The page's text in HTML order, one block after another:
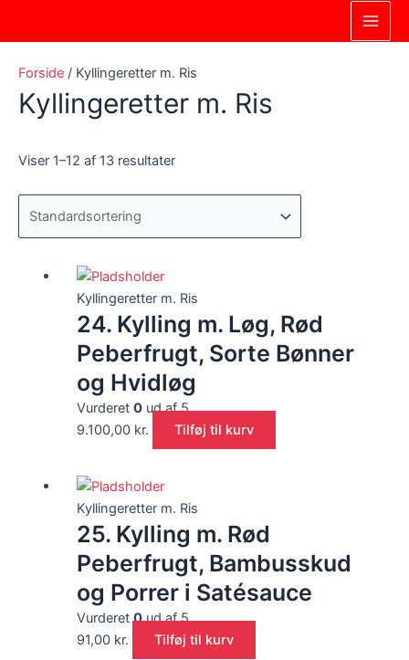
Main
Forside / Kyllingeretter m. Ris
Kyllingeretter m. Ris
Viser 1–12 af 13 resultater
Kyllingeretter m. Ris
24. Kylling m. Løg, Rød
Peberfrugt, Sorte Bønner
og Hvidløg
Vurderet 0ud af 5
9.100,00 kr. Tilføj til kurv
Kyllingeretter m. Ris
25. Kylling m. Rød
Peberfrugt, Bambusskud
og Porrer i Satésauce
Vurderet0ud af 5
91,00 kr. Tilføj til kurv